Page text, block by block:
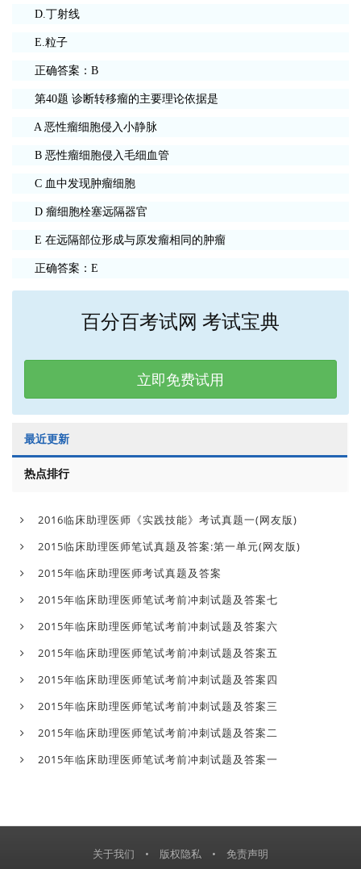
D.丁射线
E.粒子
正确答案：B
第40题 诊断转移瘤的主要理论依据是
A 恶性瘤细胞侵入小静脉
B 恶性瘤细胞侵入毛细血管
C 血中发现肿瘤细胞
D 瘤细胞栓塞远隔器官
E 在远隔部位形成与原发瘤相同的肿瘤
正确答案：E
百分百考试网 考试宝典
立即免费试用
最近更新
热点排行
2016临床助理医师《实践技能》考试真题一(网友版)
2015临床助理医师笔试真题及答案:第一单元(网友版)
2015年临床助理医师考试真题及答案
2015年临床助理医师笔试考前冲刺试题及答案七
2015年临床助理医师笔试考前冲刺试题及答案六
2015年临床助理医师笔试考前冲刺试题及答案五
2015年临床助理医师笔试考前冲刺试题及答案四
2015年临床助理医师笔试考前冲刺试题及答案三
2015年临床助理医师笔试考前冲刺试题及答案二
2015年临床助理医师笔试考前冲刺试题及答案一
关于我们 • 版权隐私 • 免责声明